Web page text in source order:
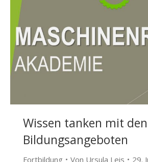
Wissen tanken mit
Bildungsangeboten
Fortbildung Von Ursula Leis 29.